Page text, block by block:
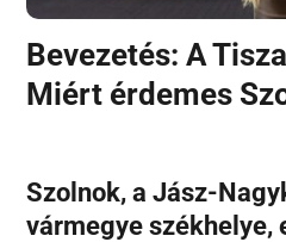
Bevezetés: A
Miért érdemes
Szolnok, a Jász-
vármegye székhelye,